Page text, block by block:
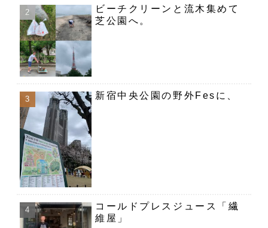
ビーチクリーンと流木集めて
芝公園へ。
新宿中央公園の野外Fesに、
コールドプレスジュース「繊
維屋」